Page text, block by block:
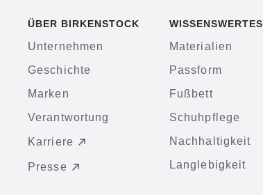
ÜBER BIRKENSTOCK
Unternehmen
Geschichte
Marken
Verantwortung
Karriere
Presse
WISSENSWERTES
Materialien
Passform
Fußbett
Schuhpflege
Nachhaltigkeit
Langlebigkeit